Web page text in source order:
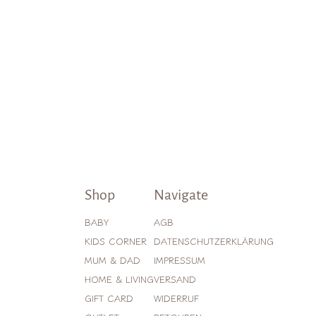
Shop
BABY
KIDS CORNER
MUM & DAD
HOME & LIVING
GIFT CARD
Navigate
AGB
DATENSCHUTZERKLÄRUNG
IMPRESSUM
VERSAND
WIDERRUF